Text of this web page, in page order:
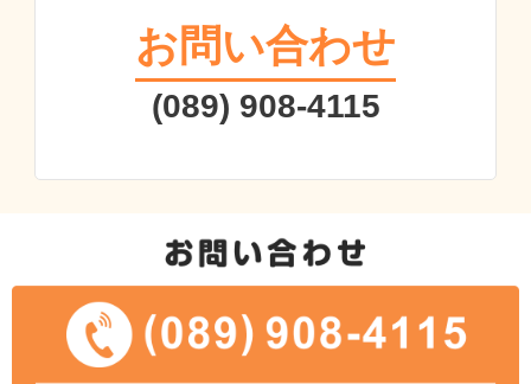
お問い合わせ
(089) 908-4115